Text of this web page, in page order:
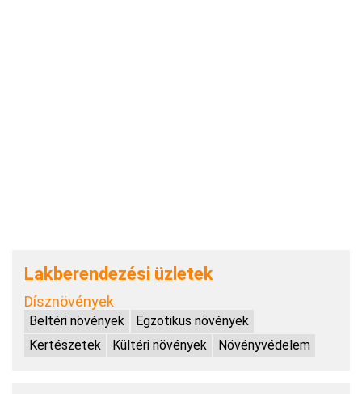
Lakberendezési üzletek
Dísznövények
Beltéri növények
Egzotikus növények
Kertészetek
Kültéri növények Növényvédelem